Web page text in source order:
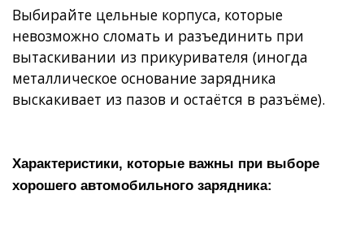
Выбирайте цельные корпуса, которые
невозможно сломать и разъединить при
вытаскивании из прикуривателя (иногда
металлическое основание зарядника
выскакивает из пазов и остаётся в разъёме).
Характеристики, которые важны при выборе
хорошего автомобильного зарядника: